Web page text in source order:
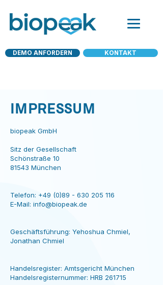
DEMO ANFORDERN KONTAKT
IMPRESSUM
biopeak GmbH
Sitz der Gesellschaft
Schönstraße 10
81543 München
Telefon: +49 (0)89 - 630 205 116
E-Mail: info@biopeak.de
Geschäftsführung: Yehoshua Chmiel,
Jonathan Chmiel
Handelsregister: Amtsgericht München
​Handelsregisternummer: HRB 261715